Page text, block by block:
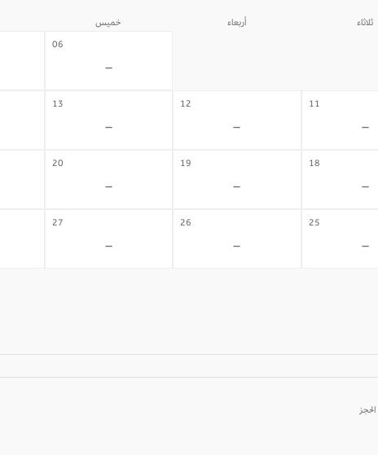
ثلاثاء أربعاء خميس
06
-
11
-
12
-
13
-
18
-
19
-
20
-
25
-
26
-
27
-